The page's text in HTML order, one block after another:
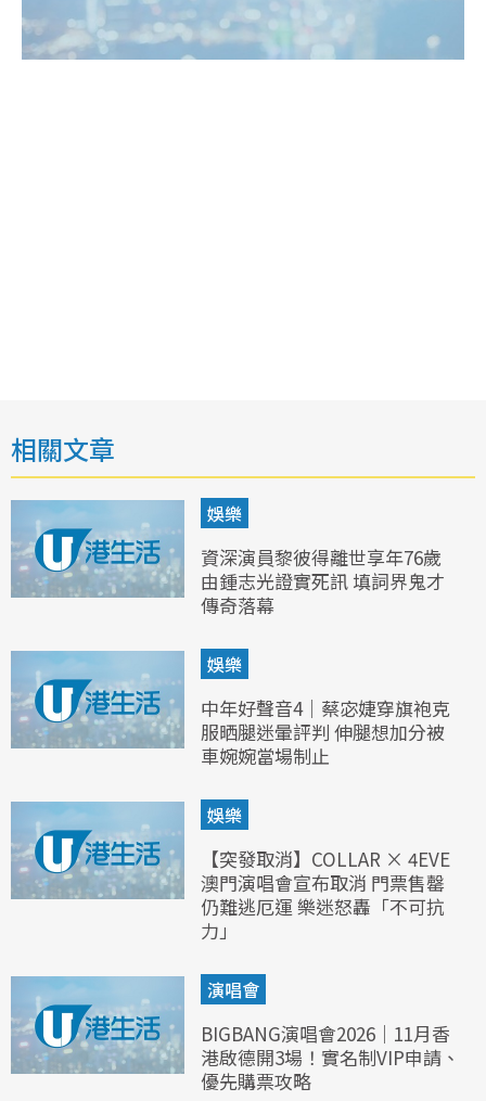
相關文章
娛樂
資深演員黎彼得離世享年76歲
由鍾志光證實死訊 填詞界鬼才
傳奇落幕
娛樂
中年好聲音4｜蔡宓婕穿旗袍克
服晒腿迷暈評判 伸腿想加分被
車婉婉當場制止
娛樂
【突發取消】COLLAR × 4EVE
澳門演唱會宣布取消 門票售罄
仍難逃厄運 樂迷怒轟「不可抗
力」
演唱會
BIGBANG演唱會2026｜11月香
港啟德開3場！實名制VIP申請、
優先購票攻略